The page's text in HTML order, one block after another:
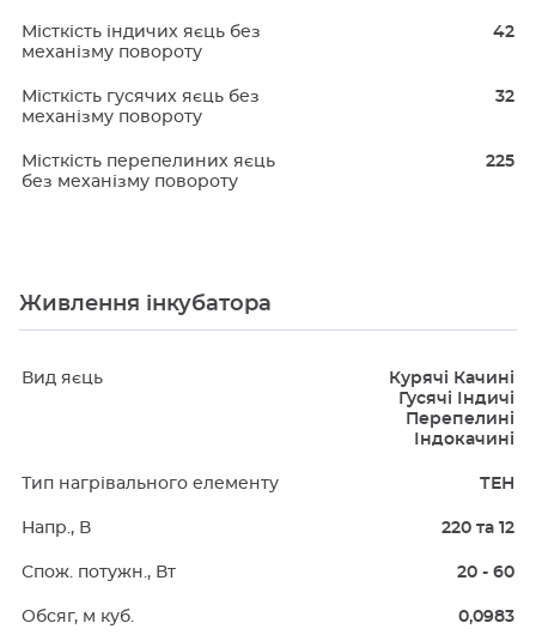
Місткість індичих яєць без
механізму повороту
42
Місткість гусячих яєць без
механізму повороту
32
Місткість перепелиних яєць
без механізму повороту
225
Живлення інкубатора
Вид яєць
Курячі Качині
Гусячі Індичі
Перепелині
Індокачині
Тип нагрівального елементу ТЕН
Напр., В 220 та 12
Спож. потужн., Вт 20 - 60
Обсяг, м куб. 0,0983